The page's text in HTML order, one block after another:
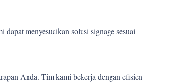
menyesuaikan solusi signage sesuai
Anda. Tim kami bekerja dengan efisien